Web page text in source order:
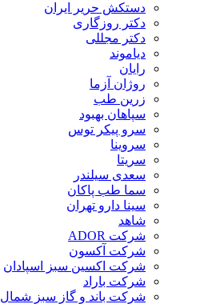
دستکش حریر ایران
دکتر روزگاری
دکتر مجللی
دیاموند
رایان
روژان آزما
زرین طب
سپاهان بهبود
سرو پیکر توس
سروینا
سریتا
سعدی سیلندر
سما طب پاکان
سینا دارو تهران
شاهد
شرکت ADOR
شرکت آکسون
شرکت اکسین سبز اسپادان
شرکت باراد
شرکت باند و گاز سبز شمال